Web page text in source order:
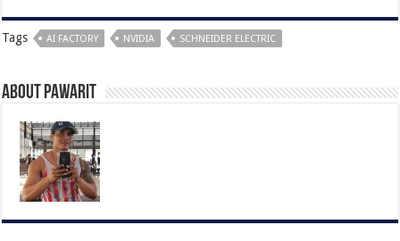
Tags AI FACTORY NVIDIA SCHNEIDER ELECTRIC
About pawarit